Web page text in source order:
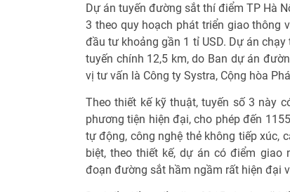
Dự án tuyến đường sắt thí điểm TP Hà
3 theo quy hoạch phát triển giao thông
đầu tư khoảng gần 1 tỉ USD. Dự án
tuyến chính 12,5 km, do Ban dự án
vị tư vấn là Công ty Systra, Cộng hòa
Theo thiết kế kỹ thuật, tuyến số 3 này
phương tiện hiện đại, cho phép đến
tự động, công nghệ thẻ không tiếp xúc,
biệt, theo thiết kế, dự án có điểm
đoạn đường sắt hầm ngầm rất hiện đại